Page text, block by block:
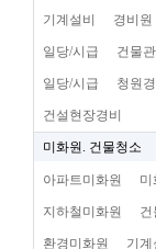
기계설비 경비원
일당/시급 건물관
일당/시급 청원
건설현장경비
미화원. 건물청소
아파트미화원 미
지하철미화원 건
환경미화원 기계